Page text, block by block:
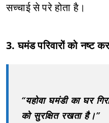
सच्चाई से परे होता है।
3. घमंड परिवारों को नष्ट
“यहोवा घमंडी का घर
को सुरक्षित रखता है।”